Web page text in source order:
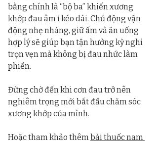
bằng chính là “bộ ba” khiến xương
khớp đau âm ỉ kéo dài. Chủ động vận
động nhẹ nhàng, giữ ấm và ăn uống
hợp lý sẽ giúp bạn tận hưởng kỳ nghỉ
trọn vẹn mà không bị đau nhức làm
phiền.
Đừng chờ đến khi cơn đau trở nên
nghiêm trọng mới bắt đầu chăm sóc
xương khớp của mình.
Hoặc tham khảo thêm bài thuốc nam